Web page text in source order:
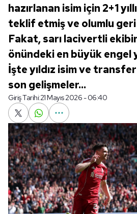
hazırlanan isim için 2+1
teklif etmiş ve olumlu geri
Fakat, sarı lacivertli
önündeki en büyük engel
İşte yıldız isim ve
son gelişmeler...
Giriş Tarihi:21 Mayıs 2026 - 06:40